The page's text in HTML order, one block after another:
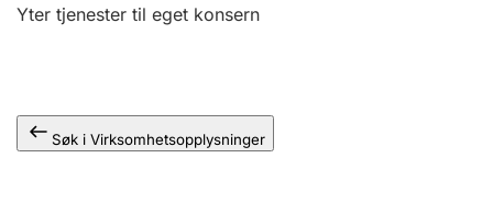
Andre tema
Yter tjenester til eget konsern
Søk i Virksomhetsopplysninger